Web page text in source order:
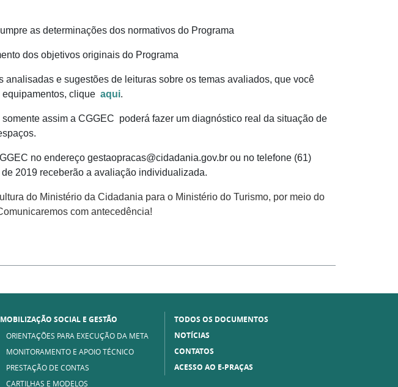
as determinações dos normativos do Programa
dos objetivos originais do Programa
e sugestões de leituras sobre os temas avaliados, que você
clique aqui.
assim a CGGEC poderá fazer um diagnóstico real da situação de
no endereço gestaopracas@cidadania.gov.br ou no telefone (61)
2019 receberão a avaliação individualizada.
do Ministério da Cidadania para o Ministério do Turismo, por meio do
com antecedência!
MOBILIZAÇÃO SOCIAL E GESTÃO
ORIENTAÇÕES PARA EXECUÇÃO DA META
MONITORAMENTO E APOIO TÉCNICO
PRESTAÇÃO DE CONTAS
CARTILHAS E MODELOS
TODOS OS DOCUMENTOS
NOTÍCIAS
CONTATOS
ACESSO AO E-PRAÇAS